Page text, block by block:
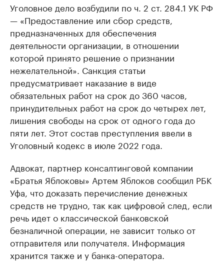
Уголовное дело возбудили по ч. 2 ст. 284.1 УК РФ
— «Предоставление или сбор средств,
предназначенных для обеспечения
деятельности организации, в отношении
которой принято решение о признании
нежелательной». Санкция статьи
предусматривает наказание в виде
обязательных работ на срок до 360 часов,
принудительных работ на срок до четырех лет,
лишения свободы на срок от одного года до
пяти лет. Этот состав преступления ввели в
Уголовный кодекс в июле 2022 года.
Адвокат, партнер консалтинговой компании
«Братья Яблоковы» Артем Яблоков сообщил РБК
Уфа, что доказать перечисление денежных
средств не трудно, так как цифровой след, если
речь идет о классической банковской
безналичной операции, не зависит только от
отправителя или получателя. Информация
хранится также и у банка-оператора.